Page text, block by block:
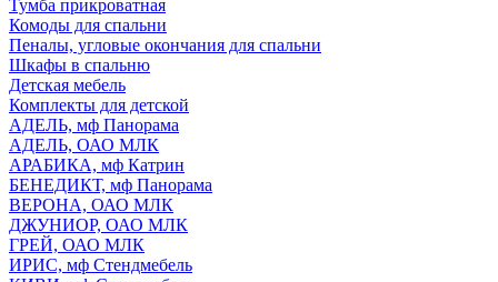
Тумба прикроватная
Комоды для спальни
Пеналы, угловые окончания для спальни
Шкафы в спальню
Детская мебель
Комплекты для детской
АДЕЛЬ, мф Панорама
АДЕЛЬ, ОАО МЛК
АРАБИКА, мф Катрин
БЕНЕДИКТ, мф Панорама
ВЕРОНА, ОАО МЛК
ДЖУНИОР, ОАО МЛК
ГРЕЙ, ОАО МЛК
ИРИС, мф Стендмебель